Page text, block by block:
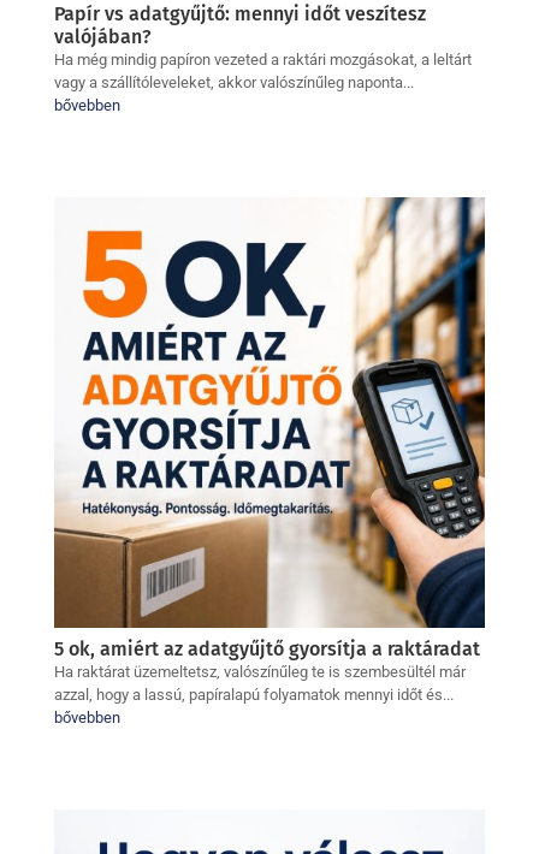
Papír vs adatgyűjtő: mennyi időt veszítesz
valójában?
Ha még mindig papíron vezeted a raktári mozgásokat, a leltárt
vagy a szállítóleveleket, akkor valószínűleg naponta...
bővebben
5 ok, amiért az adatgyűjtő gyorsítja a raktáradat
Ha raktárat üzemeltetsz, valószínűleg te is szembesültél már
azzal, hogy a lassú, papíralapú folyamatok mennyi időt és...
bővebben